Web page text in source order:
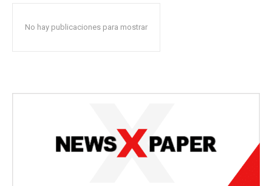
No hay publicaciones para mostrar